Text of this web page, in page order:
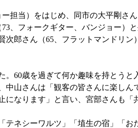
担当）をはじめ、同市の大平剛さ
、フォークギター、バンジョー）
次郎さん（65、フラットマンドリ
60歳を過ぎて何か趣味を持とうと
山さんは「観客の皆さんに楽し
なります」と言い、宮部さんも「
ネシーワルツ」「埴生の宿」「お